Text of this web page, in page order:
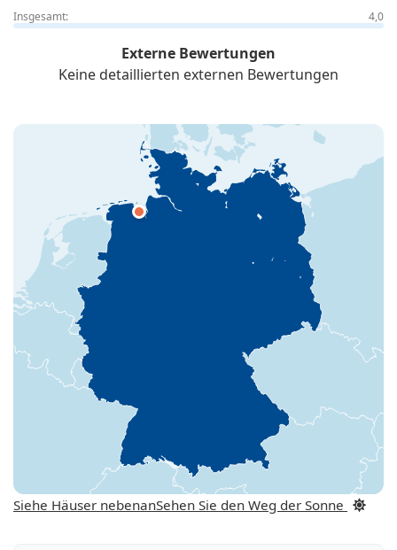
Insgesamt: 4,0
Externe Bewertungen
Keine detaillierten externen Bewertungen
Siehe Häuser nebenanSehen Sie den Weg der Sonne